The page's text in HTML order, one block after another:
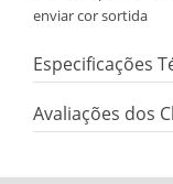
enviar cor sortida
Especificações
Avaliações dos